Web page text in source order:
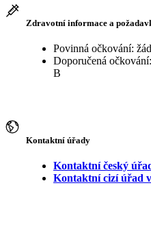
Zdravotní informace a
Povinná očkování:
Doporučená
B
Kontaktní úřady
Kontaktní český
Kontaktní cizí úřad